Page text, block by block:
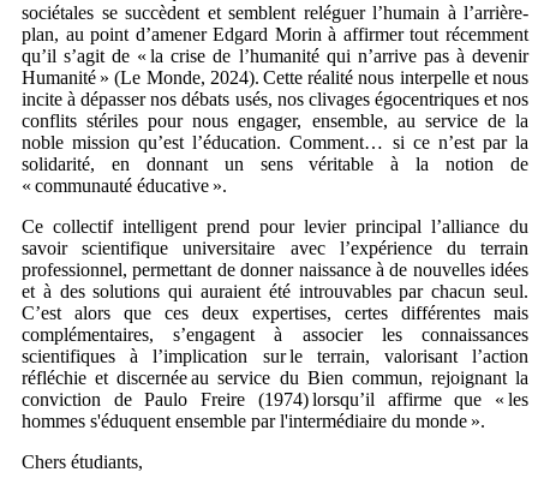
sociétales se succèdent et semblent reléguer l’humain à l’arrière-
plan, au point d’amener Edgard Morin à affirmer tout récemment
qu’il s’agit de « la crise de l’humanité qui n’arrive pas à devenir
Humanité » (Le Monde, 2024). Cette réalité nous interpelle et nous
incite à dépasser nos débats usés, nos clivages égocentriques et nos
conflits stériles pour nous engager, ensemble, au service de la
noble mission qu’est l’éducation. Comment… si ce n’est par la
solidarité, en donnant un sens véritable à la notion de
« communauté éducative ».
Ce collectif intelligent prend pour levier principal l’alliance du
savoir scientifique universitaire avec l’expérience du terrain
professionnel, permettant de donner naissance à de nouvelles idées
et à des solutions qui auraient été introuvables par chacun seul.
C’est alors que ces deux expertises, certes différentes mais
complémentaires, s’engagent à associer les connaissances
scientifiques à l’implication sur le terrain, valorisant l’action
réfléchie et discernée au service du Bien commun, rejoignant la
conviction de Paulo Freire (1974) lorsqu’il affirme que « les
hommes s'éduquent ensemble par l'intermédiaire du monde ».
Chers étudiants,